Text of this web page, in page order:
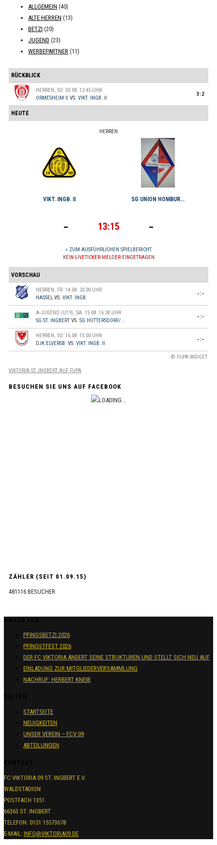
ALLGEMEIN (40)
ALTE HERREN (13)
BETZI (20)
JUGEND (23)
WERBEPARTNER (11)
RÜCKBLICK
HERREN, SO. 02.08. 12:45 UHR
ORMESHEIM II
VS. VIKT. INGB. II
3:2
HEUTE
HERREN
VIKT. INGB. II SG UNION HOMBUR...
- 13:15 -
» ZUM AUSFÜHRLICHEN SPIELBERICHT
KEIN LIVETICKER-MELDER EINGETRAGEN
VORSCHAU
HERREN, FR. 14.08. 20:00 UHR
HASSEL VS. VIKT. INGB.
-:-
A-JUGEND (U19), SA. 15.08. 16:30 UHR
SG ST. INGBERT VS. SG HÜTTERSDORF/...
-:-
HERREN, SO. 16.08. 15:00 UHR
DJK ELVERSB. VS. VIKT. INGB. II
-:-
© FUPA-WIDGET
VIKTORIA ST. INGBERT AUF FUPA
BESUCHEN SIE UNS AUF FACEBOOK
ZÄHLER (SEIT 01.09.15)
481116 BESUCHER
PFINGSBETZI 2026
PFINGSTFEST 2026
DER FC VIKTORIA ÄNDERT SEINE STRUKTUREN UND STELLT SICH NEU AUF
EINLADUNG ZUR MITGLIEDERVERSAMMLUNG
NACHRUF: HERBERT KNEIB
STARTSEITE
NEUIGKEITEN
UNSER VEREIN – FCV 09
ABTEILUNGEN
FC VIKTORIA 09 ST. INGBERT E.V.
WALDSTADION
POSTFACH 1351
66363 ST. INGBERT
TELEFON: 0151 15573678
E-MAIL: INFO@VIKTORIA09.DE